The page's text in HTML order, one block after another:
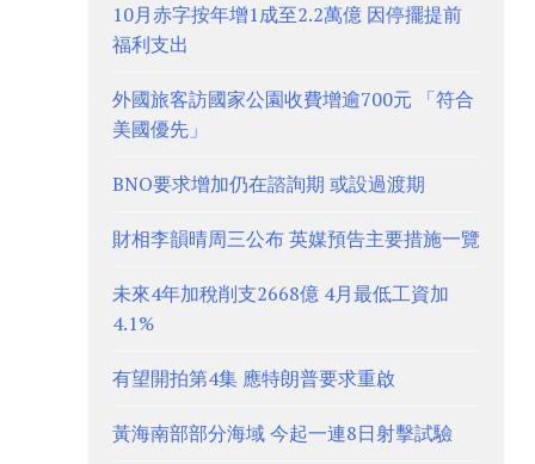
10月赤字按年增1成至2.2萬億 因停擺提前
福利支出
外國旅客訪國家公園收費增逾700元 「符合
美國優先」
BNO要求增加仍在諮詢期 或設過渡期
財相李韻晴周三公布 英媒預告主要措施一覽
未來4年加稅削支2668億 4月最低工資加
4.1%
有望開拍第4集 應特朗普要求重啟
黃海南部部分海域 今起一連8日射擊試驗